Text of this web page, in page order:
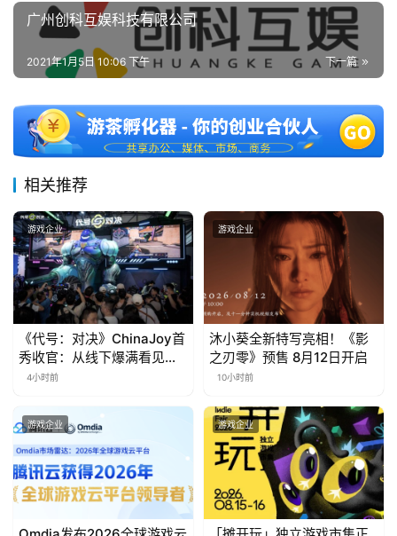
2
十
三
届
金
茶
奖
7
月
3
日
游
茶
广州创科互娱科技有限公司
下一篇
2021年1月5日 10:06 下午
相关推荐
游戏企业
《代号：对决》ChinaJoy首
秀收官：从线下爆满看见玩
家的真实期待
4小时前
游戏企业
沐小葵全新特写亮相！《影
之刃零》预售 8月12日开启
10小时前
游戏企业 游戏企业